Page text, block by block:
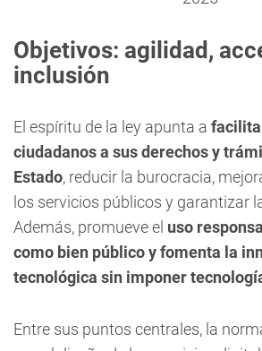
Objetivos: agilidad,
inclusión
El espíritu de la ley apunta a
ciudadanos a sus derechos y
Estado, reducir la burocracia,
los servicios públicos y garantizar
Además, promueve el uso
como bien público y fomenta la
tecnológica sin imponer
Entre sus puntos centrales, la